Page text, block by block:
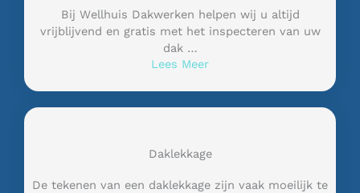
Bij Wellhuis Dakwerken helpen wij u altijd
vrijblijvend en gratis met het inspecteren van uw
dak …
Lees Meer
Daklekkage
De tekenen van een daklekkage zijn vaak moeilijk te